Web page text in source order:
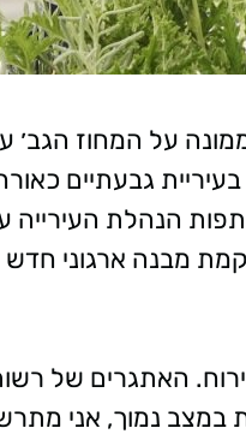
על המחוז הגב׳
גבעתיים
הנהלת העירייה
מבנה ארגוני חדש
האתגרים של
במצב נמוך, אני